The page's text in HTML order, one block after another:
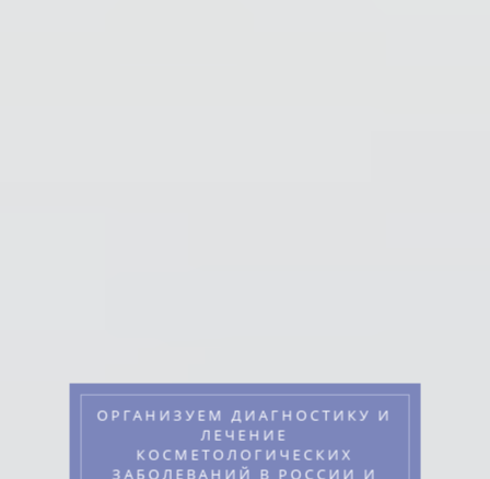
ОРГАНИЗУЕМ ДИАГНОСТИКУ И
ЛЕЧЕНИЕ
КОСМЕТОЛОГИЧЕСКИХ
ЗАБОЛЕВАНИЙ В РОССИИ И